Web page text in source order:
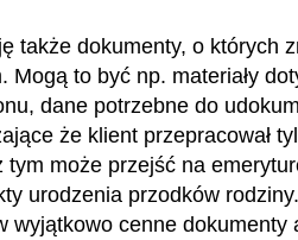
także dokumenty, o których
Mogą to być np. materiały
dane potrzebne do
że klient przepracował
tym może przejść na
urodzenia przodków
wyjątkowo cenne